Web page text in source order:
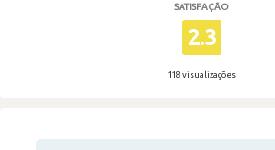
SATISFAÇÃO
2.3
118 visualizações